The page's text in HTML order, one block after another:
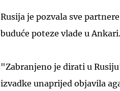
Rusija je pozvala sve
buduće poteze vlade u Ankari.
"Zabranjeno je dirati u
izvadke unaprijed objavila